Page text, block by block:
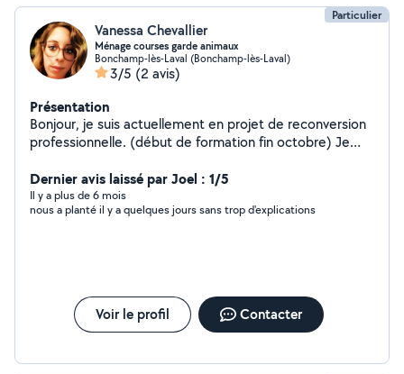
Particulier
Vanessa Chevallier
Ménage courses garde animaux
Bonchamp-lès-Laval (Bonchamp-lès-Laval)
3/5 (2 avis)
Présentation
Bonjour, je suis actuellement en projet de reconversion
professionnelle. (début de formation fin octobre) Je
comme du ménage et courses sur Laval/agglomération.
J'ai plusieurs années d'expériences dans le service à la
personne chez les particuliers (cesu) et le commerce.
je propose mes services pour de l'aide au
déménagement. (port de petits meubles ou cartons)
Dernier avis laissé par Joel : 1/5
Il y a plus de 6 mois
nous a planté il y a quelques jours sans trop d'explications
Voir le profil Contacter